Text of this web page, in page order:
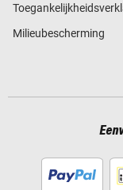
Milieubescherming